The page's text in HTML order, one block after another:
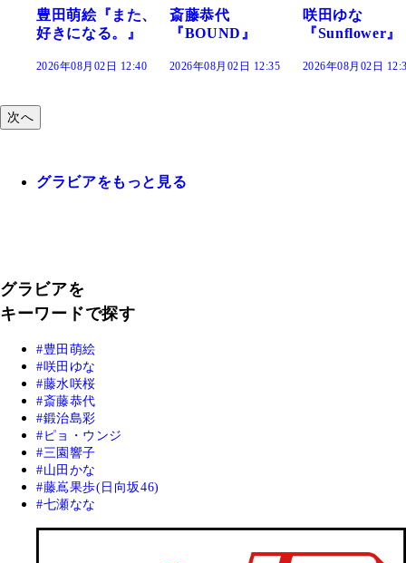
斎藤恭代
『BOUND』
2026年08月02日 12:35
咲田ゆな
『Sunflower』
2026年08月02日 12:30
藤水咲桜『花
だまり』
2026年08月02日
次へ
グラビアをもっと見る
グラビアを
キーワードで探す
豊田萌絵
咲田ゆな
藤水咲桜
斎藤恭代
鍛治島彩
ピョ・ウンジ
三園響子
山田かな
藤嶌果歩(日向坂46)
七瀬なな